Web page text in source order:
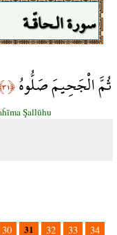
سورة الـحاقّـة
ثُمَّ الْجَحِيمَ صَلُّوهُ﴿٣١﴾
Şallūhu
30 31 32 33 34